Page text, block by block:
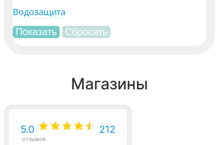
Водозащита
Магазины
5.0 212
отзывов